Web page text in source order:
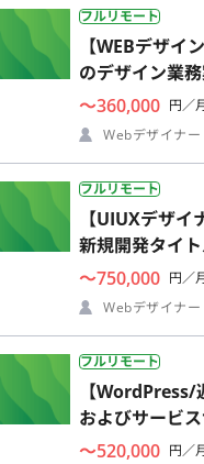
フルリモート
【WEBデザ
のデザイン業
〜360,000 円／
Webデザイナ
フルリモート
【UIUXデザ
新規開発タイ
〜750,000 円／
Webデザイナ
フルリモート
【
およびサービ
〜520,000 円／